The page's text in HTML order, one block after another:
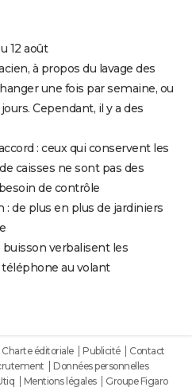
12 août
à propos du lavage des
une fois par semaine, ou
Cependant, il y a des
: ceux qui conservent les
caisses ne sont pas des
de contrôle
: de plus en plus de jardiniers
verbalisent les
au volant
Charte éditoriale Publicité
Contact
Données personnelles
Mentions légales Groupe Figaro